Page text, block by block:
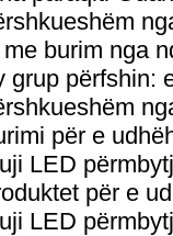
burim nga
grup përfshin:
për e
LED
për e
LED